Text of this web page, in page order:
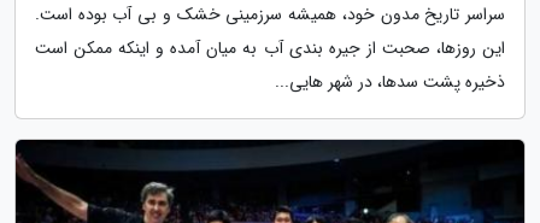
سراسر تاریخ مدون خود، همیشه سرزمینی خشک و بی آب بوده است.
این روزها، صحبت از جیره بندی آب به میان آمده و اینکه ممکن است
ذخیره پشت سدها، در شهر هایی...